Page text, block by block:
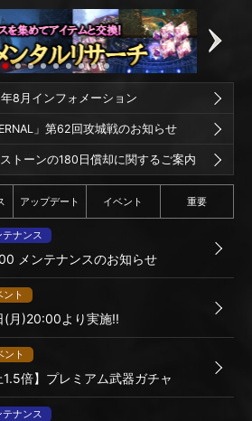
8月インフォメーション
」第62回攻城戦のお知らせ
トーンの180日償却に関するご案内
アップデート イベント 重要
テナンス
メンテナンスのお知らせ
ント
(月)20:00より実施!!
ント
倍】プレミアム武器ガチャ
テナンス